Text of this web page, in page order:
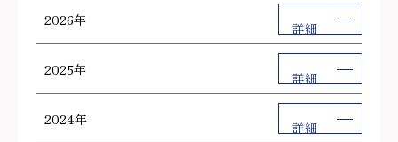
2026年 詳細
2025年 詳細
2024年 詳細